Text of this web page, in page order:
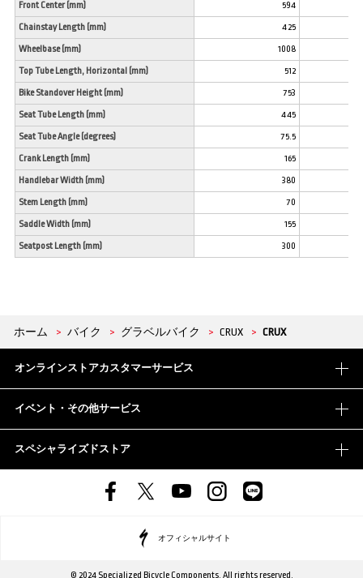
Front Center (mm) 594
Chainstay Length (mm) 425
Wheelbase (mm) 1008
Top Tube Length, Horizontal (mm) 512
Bike Standover Height (mm) 753
Seat Tube Length (mm) 445
Seat Tube Angle (degrees) 75.5
Crank Length (mm) 165
Handlebar Width (mm) 380
Stem Length (mm) 70
Saddle Width (mm) 155
Seatpost Length (mm) 300
ホーム > バイク > グラベルバイク > CRUX > CRUX
オンラインストアカスタマーサービス
イベント・その他サービス
スペシャライズドストア
オフィシャルサイト
© 2024 Specialized Bicycle Components. All rights reserved.